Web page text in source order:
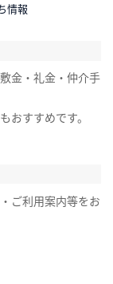
情報
金・礼金・仲介手
おすすめです。
ご利用案内等をお